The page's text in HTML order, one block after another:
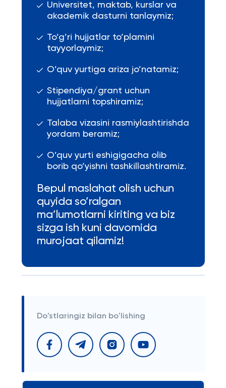
Universitet, maktab, kurslar va
akademik dasturni tanlaymiz;
To’g’ri hujjatlar to’plamini
tayyorlaymiz;
O’quv yurtiga ariza jo’natamiz;
Stipendiya/grant uchun
hujjatlarni topshiramiz;
Talaba vizasini rasmiylashtirishda
yordam beramiz;
O’quv yurti eshigigacha olib
borib qo’yishni tashkillashtiramiz.
Bepul maslahat olish uchun
quyida so’ralgan
ma’lumotlarni kiriting va biz
sizga ish kuni davomida
murojaat qilamiz!
Do'stlaringiz bilan bo'lishing